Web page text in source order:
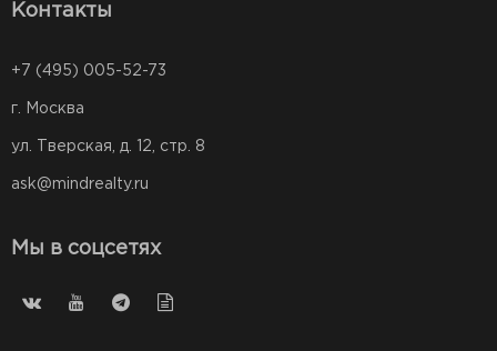
Контакты
+7 (495) 005-52-73
г. Москва
ул. Тверская, д. 12, стр. 8
ask@mindrealty.ru
Мы в соцсетях